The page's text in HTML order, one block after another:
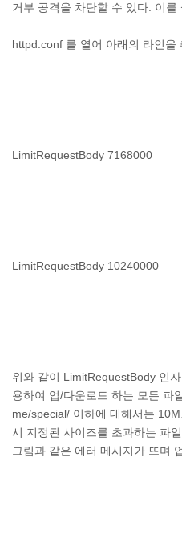
거부 공격을 차단할 수 있다. 이를
httpd.conf 를 열어 아래의 라인을
LimitRequestBody 7168000
LimitRequestBody 10240000
위와 같이 LimitRequestBody 인
용하여 업/다운로드 하는 모든 파
me/special/ 이하에 대해서는
시 지정된 사이즈를 초과하는 파
그림과 같은 에러 메시지가 뜨며